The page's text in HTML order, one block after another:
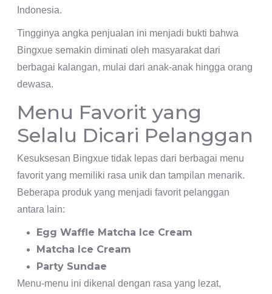
Indonesia.
Tingginya angka penjualan ini menjadi bukti bahwa
Bingxue semakin diminati oleh masyarakat dari
berbagai kalangan, mulai dari anak-anak hingga orang
dewasa.
Menu Favorit yang
Selalu Dicari Pelanggan
Kesuksesan Bingxue tidak lepas dari berbagai menu
favorit yang memiliki rasa unik dan tampilan menarik.
Beberapa produk yang menjadi favorit pelanggan
antara lain:
Egg Waffle Matcha Ice Cream
Matcha Ice Cream
Party Sundae
Menu-menu ini dikenal dengan rasa yang lezat,